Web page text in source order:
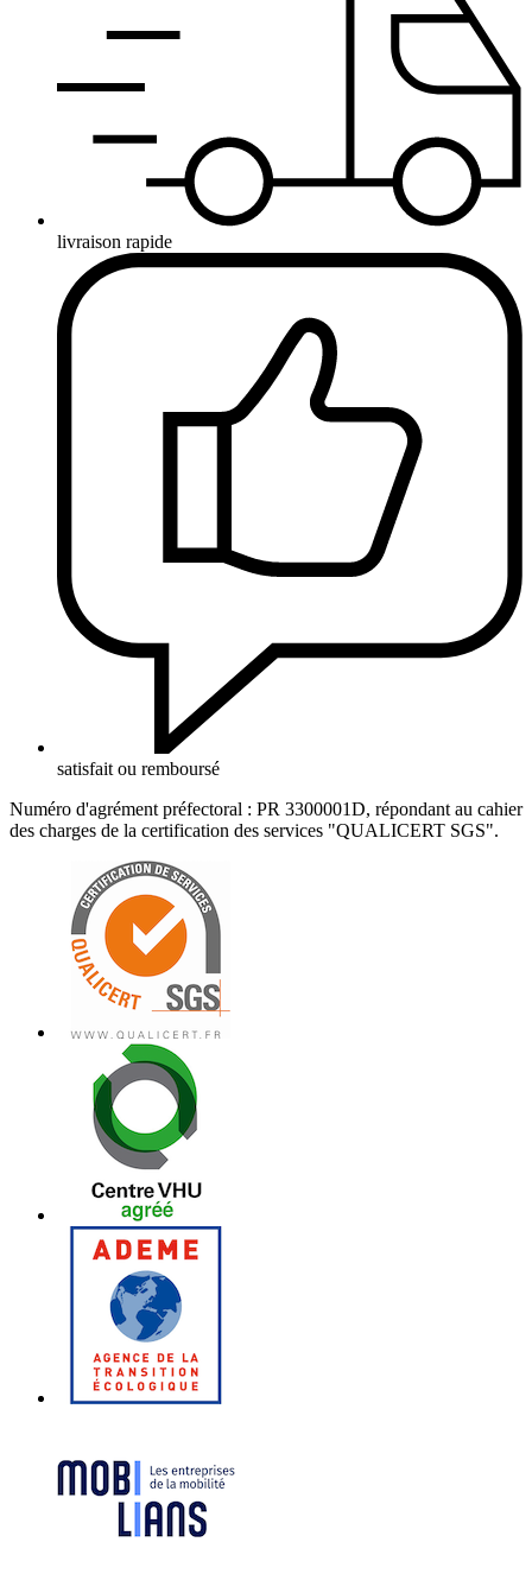
livraison rapide
satisfait ou remboursé
Numéro d'agrément préfectoral : PR 3300001D, répondant au cahier
des charges de la certification des services "QUALICERT SGS".